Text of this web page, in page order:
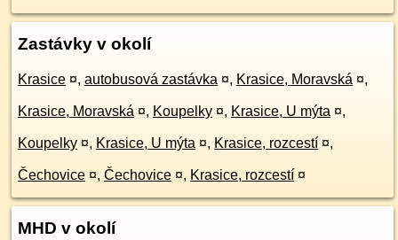
Zastávky v okolí
Krasice ¤, autobusová zastávka ¤, Krasice, Moravská ¤,
Krasice, Moravská ¤, Koupelky ¤, Krasice, U mýta ¤,
Koupelky ¤, Krasice, U mýta ¤, Krasice, rozcestí ¤,
Čechovice ¤, Čechovice ¤, Krasice, rozcestí ¤
MHD v okolí